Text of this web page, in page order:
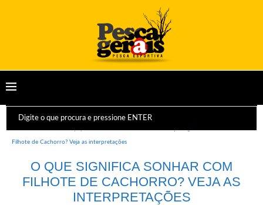
Filhote de Cachorro? Veja as interpretações
O QUE SIGNIFICA SONHAR COM
FILHOTE DE CACHORRO? VEJA AS
INTERPRETAÇÕES